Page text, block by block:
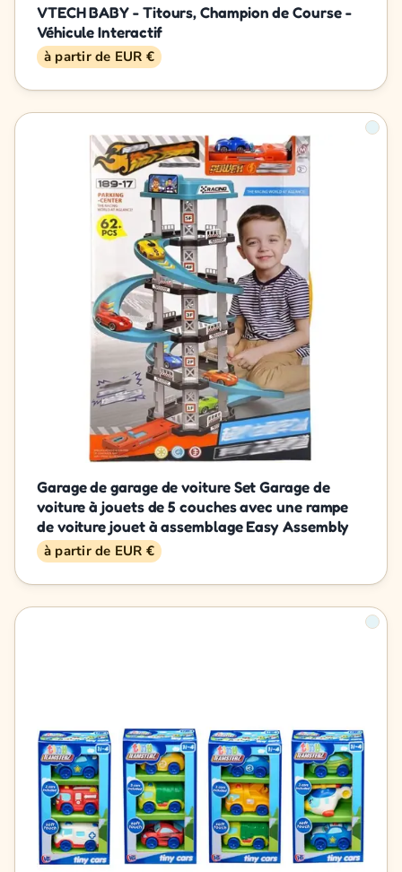
VTECH BABY - Titours, Champion de Course -
Véhicule Interactif
à partir de EUR €
Garage de garage de voiture Set Garage de
voiture à jouets de 5 couches avec une rampe
de voiture jouet à assemblage Easy Assembly
à partir de EUR €